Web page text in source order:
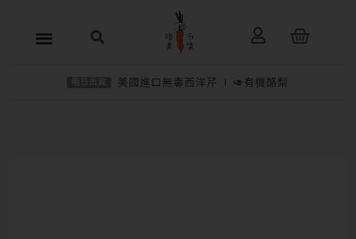
購
美國進口無毒西洋芹 🥑有機酪梨